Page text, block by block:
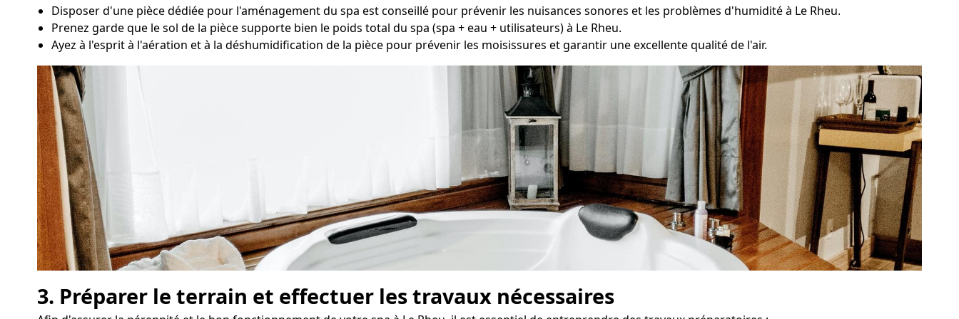
Disposer d'une pièce dédiée pour l'aménagement du spa est conseillé pour prévenir les nuisances sonores et les problèmes d'humidité à Le Rheu.
Prenez garde que le sol de la pièce supporte bien le poids total du spa (spa + eau + utilisateurs) à Le Rheu.
Ayez à l'esprit à l'aération et à la déshumidification de la pièce pour prévenir les moisissures et garantir une excellente qualité de l'air.
3. Préparer le terrain et effectuer les travaux nécessaires